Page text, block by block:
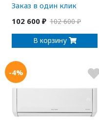
Заказ в один клик
102 600 ₽ 102 600 ₽
В корзину
-4%